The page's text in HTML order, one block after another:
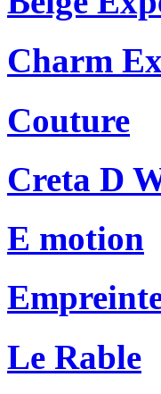
Charm
Couture
Creta D
E motion
Le Rable